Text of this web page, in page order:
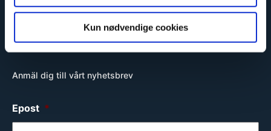
Kun nødvendige cookies
Miljövänlig
Anmäl dig till vårt nyhetsbrev
Epost *